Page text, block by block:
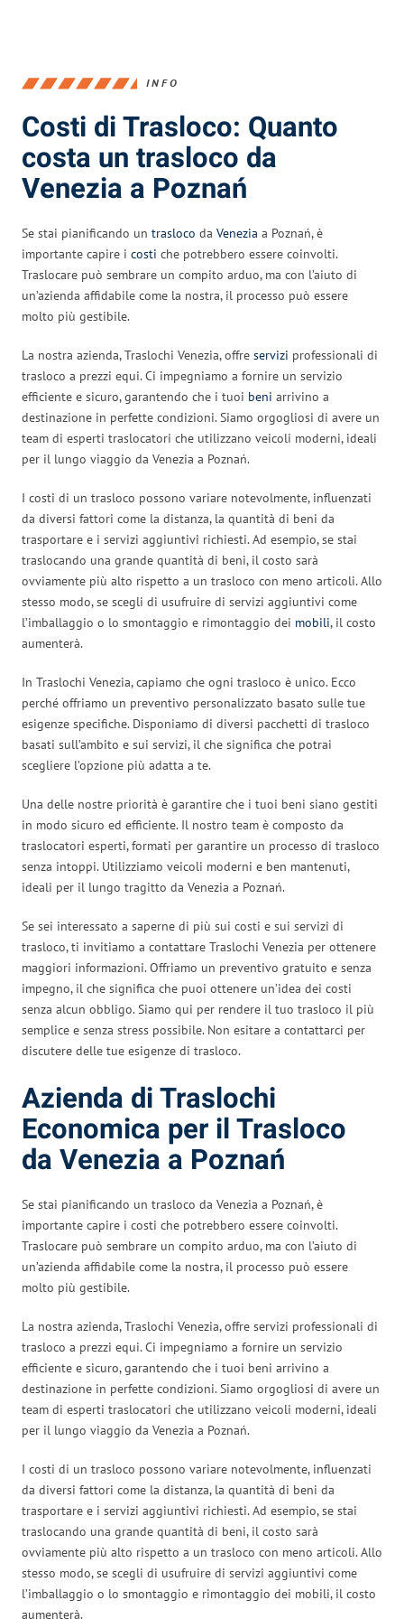
INFO
Costi di Trasloco: Quanto
costa un trasloco da
Venezia a Poznań
Se stai pianificando un trasloco da Venezia a Poznań, è
importante capire i costi che potrebbero essere coinvolti.
Traslocare può sembrare un compito arduo, ma con l’aiuto di
un’azienda affidabile come la nostra, il processo può essere
molto più gestibile.
La nostra azienda, Traslochi Venezia, offre servizi professionali di
trasloco a prezzi equi. Ci impegniamo a fornire un servizio
efficiente e sicuro, garantendo che i tuoi beni arrivino a
destinazione in perfette condizioni. Siamo orgogliosi di avere un
team di esperti traslocatori che utilizzano veicoli moderni, ideali
per il lungo viaggio da Venezia a Poznań.
I costi di un trasloco possono variare notevolmente, influenzati
da diversi fattori come la distanza, la quantità di beni da
trasportare e i servizi aggiuntivi richiesti. Ad esempio, se stai
traslocando una grande quantità di beni, il costo sarà
ovviamente più alto rispetto a un trasloco con meno articoli. Allo
stesso modo, se scegli di usufruire di servizi aggiuntivi come
l’imballaggio o lo smontaggio e rimontaggio dei mobili, il costo
aumenterà.
In Traslochi Venezia, capiamo che ogni trasloco è unico. Ecco
perché offriamo un preventivo personalizzato basato sulle tue
esigenze specifiche. Disponiamo di diversi pacchetti di trasloco
basati sull’ambito e sui servizi, il che significa che potrai
scegliere l’opzione più adatta a te.
Una delle nostre priorità è garantire che i tuoi beni siano gestiti
in modo sicuro ed efficiente. Il nostro team è composto da
traslocatori esperti, formati per garantire un processo di trasloco
senza intoppi. Utilizziamo veicoli moderni e ben mantenuti,
ideali per il lungo tragitto da Venezia a Poznań.
Se sei interessato a saperne di più sui costi e sui servizi di
trasloco, ti invitiamo a contattare Traslochi Venezia per ottenere
maggiori informazioni. Offriamo un preventivo gratuito e senza
impegno, il che significa che puoi ottenere un’idea dei costi
senza alcun obbligo. Siamo qui per rendere il tuo trasloco il più
semplice e senza stress possibile. Non esitare a contattarci per
discutere delle tue esigenze di trasloco.
Azienda di Traslochi
Economica per il Trasloco
da Venezia a Poznań
Se stai pianificando un trasloco da Venezia a Poznań, è
importante capire i costi che potrebbero essere coinvolti.
Traslocare può sembrare un compito arduo, ma con l’aiuto di
un’azienda affidabile come la nostra, il processo può essere
molto più gestibile.
La nostra azienda, Traslochi Venezia, offre servizi professionali di
trasloco a prezzi equi. Ci impegniamo a fornire un servizio
efficiente e sicuro, garantendo che i tuoi beni arrivino a
destinazione in perfette condizioni. Siamo orgogliosi di avere un
team di esperti traslocatori che utilizzano veicoli moderni, ideali
per il lungo viaggio da Venezia a Poznań.
I costi di un trasloco possono variare notevolmente, influenzati
da diversi fattori come la distanza, la quantità di beni da
trasportare e i servizi aggiuntivi richiesti. Ad esempio, se stai
traslocando una grande quantità di beni, il costo sarà
ovviamente più alto rispetto a un trasloco con meno articoli. Allo
stesso modo, se scegli di usufruire di servizi aggiuntivi come
l’imballaggio o lo smontaggio e rimontaggio dei mobili, il costo
aumenterà.